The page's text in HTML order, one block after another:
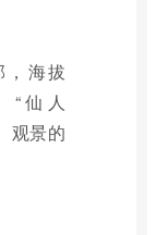
，海拔
“仙人
观景的